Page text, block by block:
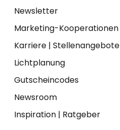
Newsletter
Marketing-Kooperationen
Karriere| Stellenangebote
Lichtplanung
Gutscheincodes
Newsroom
Inspiration| Ratgeber